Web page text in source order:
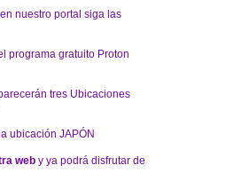
nuestro portal siga las
programa gratuito Proton
tres Ubicaciones
ubicación JAPÓN
web y ya podrá disfrutar de